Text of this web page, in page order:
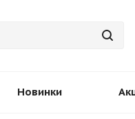
Новинки